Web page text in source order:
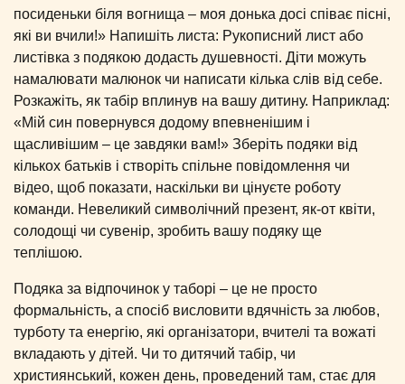
посиденьки біля вогнища – моя донька досі співає пісні,
які ви вчили!» Напишіть листа: Рукописний лист або
листівка з подякою додасть душевності. Діти можуть
намалювати малюнок чи написати кілька слів від себе.
Розкажіть, як табір вплинув на вашу дитину. Наприклад:
«Мій син повернувся додому впевненішим і
щасливішим – це завдяки вам!» Зберіть подяки від
кількох батьків і створіть спільне повідомлення чи
відео, щоб показати, наскільки ви цінуєте роботу
команди. Невеликий символічний презент, як-от квіти,
солодощі чи сувенір, зробить вашу подяку ще
теплішою.
Подяка за відпочинок у таборі – це не просто
формальність, а спосіб висловити вдячність за любов,
турботу та енергію, які організатори, вчителі та вожаті
вкладають у дітей. Чи то дитячий табір, чи
християнський, кожен день, проведений там, стає для